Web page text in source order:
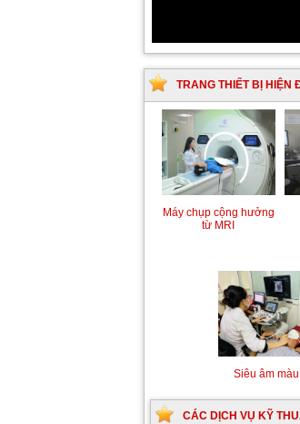
TRANG THIẾT BỊ HIỆN
Máy chụp cộng hưởng
từ MRI
Siêu âm
CÁC DỊCH VỤ KỸ